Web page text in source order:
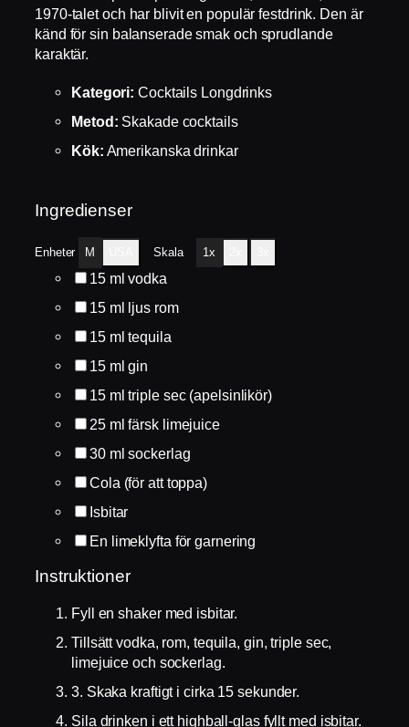
1970-talet och har blivit en populär festdrink. Den är
känd för sin balanserade smak och sprudlande
karaktär.
Kategori: Cocktails Longdrinks
Metod: Skakade cocktails
Kök: Amerikanska drinkar
Ingredienser
Enheter M Skala 1x
15 ml vodka
15 ml ljus rom
15 ml tequila
15 ml gin
15 ml triple sec (apelsinlikör)
25 ml färsk limejuice
30 ml sockerlag
Cola (för att toppa)
Isbitar
En limeklyfta för garnering
Instruktioner
Fyll en shaker med isbitar.
Tillsätt vodka, rom, tequila, gin, triple sec,
limejuice och sockerlag.
3. Skaka kraftigt i cirka 15 sekunder.
Sila drinken i ett highball-glas fyllt med isbitar.